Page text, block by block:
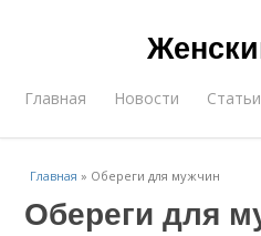
Главная Новости Статьи
Главная » Обереги для мужчин
Обереги для